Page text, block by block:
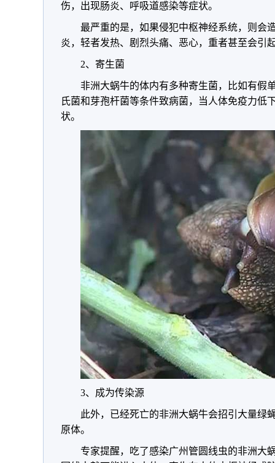
伤，出现肠炎、呼吸道感染等症状。
最严重的是，如果侵犯中枢神经系统，则会
炎，轻者发热、剧烈头痛、恶心，重者甚至会引
2、寄生菌
非洲大蜗牛的体内有多种寄生菌，比如有假
氏菌和芽孢杆菌等条件致病菌，当人体免疫力低
状。
3、成为传染源
此外，已经死亡的非洲大蜗牛会招引大量绿
原体。
专家提醒，吃了感染广州管圆线虫的非洲大